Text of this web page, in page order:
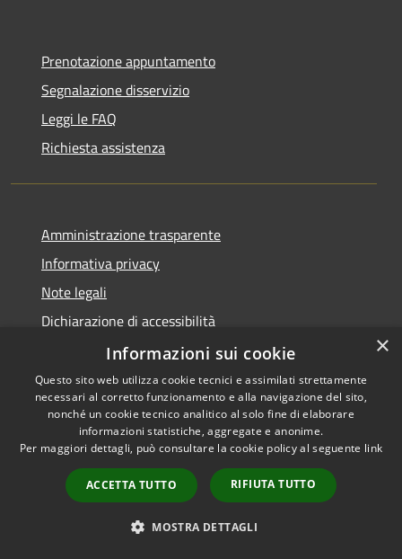
Prenotazione appuntamento
Segnalazione disservizio
Leggi le FAQ
Richiesta assistenza
Amministrazione trasparente
Informativa privacy
Note legali
Dichiarazione di accessibilità
Obiettivi di accessibilità
RSS
Accessibilità
Copyright © 2026 • Comune di
Municipium•
Accesso
redazione
×
Informazioni sui cookie
Questo sito web utilizza cookie tecnici e assimilati strettamente
necessari al corretto funzionamento e alla navigazione del sito,
nonché un cookie tecnico analitico al solo fine di elaborare
informazioni statistiche, aggregate e anonime.
Per maggiori dettagli, può consultare la cookie policy al seguente link
ACCETTA TUTTO RIFIUTA TUTTO
MOSTRA DETTAGLI